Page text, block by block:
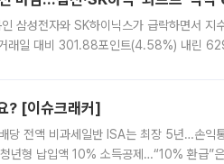
삼성전자와 SK하이닉스가 급락하면서
래일 대비 301.88포인트(4.58%) 내린
? [이슈크래커]
당 전액 비과세일반 ISA는 최장 5년…손익
년형 납입액 10% 소득공제…“10% 환급”